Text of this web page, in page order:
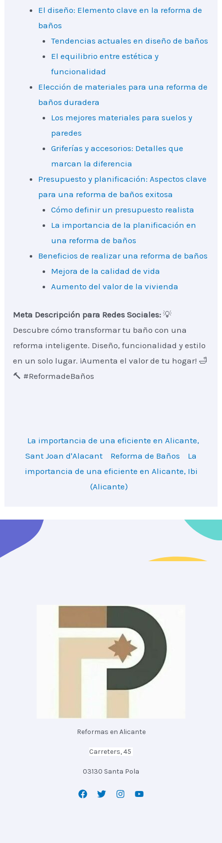
El diseño: Elemento clave en la reforma de
baños
Tendencias actuales en diseño de baños
El equilibrio entre estética y
funcionalidad
Elección de materiales para una reforma de
baños duradera
Los mejores materiales para suelos y
paredes
Griferías y accesorios: Detalles que
marcan la diferencia
Presupuesto y planificación: Aspectos clave
para una reforma de baños exitosa
Cómo definir un presupuesto realista
La importancia de la planificación en
una reforma de baños
Beneficios de realizar una reforma de baños
Mejora de la calidad de vida
Aumento del valor de la vivienda
Meta Descripción para Redes Sociales: 💡
Descubre cómo transformar tu baño con una
reforma inteligente. Diseño, funcionalidad y estilo
en un solo lugar. ¡Aumenta el valor de tu hogar! 🛁
🔨 #ReformadeBaños
La importancia de una eficiente en Alicante,
Sant Joan d'Alacant
Reforma de Baños
La
importancia de una eficiente en Alicante, Ibi
(Alicante)
Reformas en Alicante
Carreters, 45
03130 Santa Pola